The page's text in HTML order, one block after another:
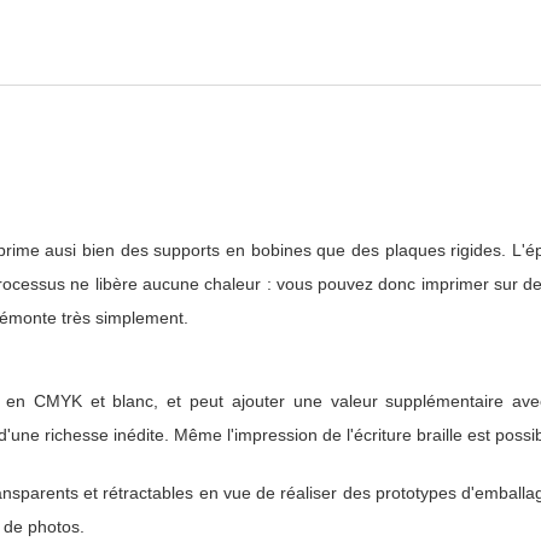
ausi bien des supports en bobines que des plaques rigides.
ne libère aucune chaleur : vous pouvez donc imprimer sur
très simplement.
CMYK et blanc, et peut ajouter une valeur supplémentaire
richesse inédite. Même l'impression de l'écriture braille est
et rétractables en vue de réaliser des prototypes
photos.